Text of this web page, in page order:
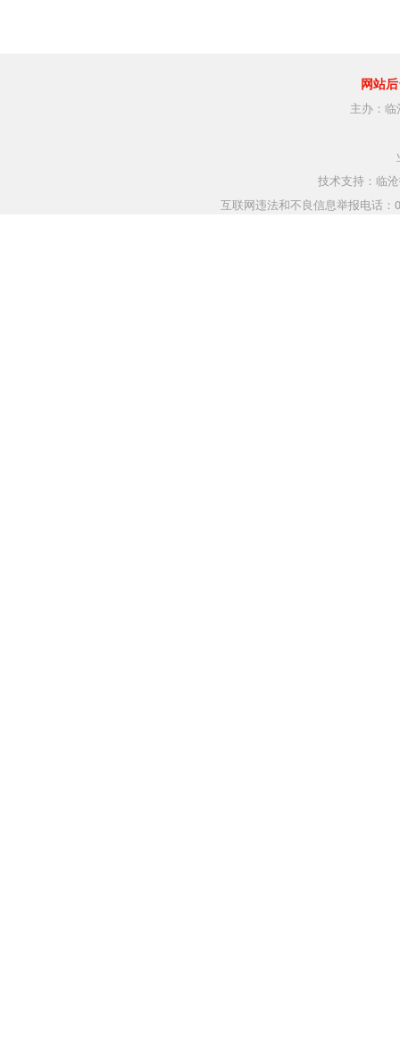
网站
主办：
技术支持：临
互联网违法和不良信息举报电话